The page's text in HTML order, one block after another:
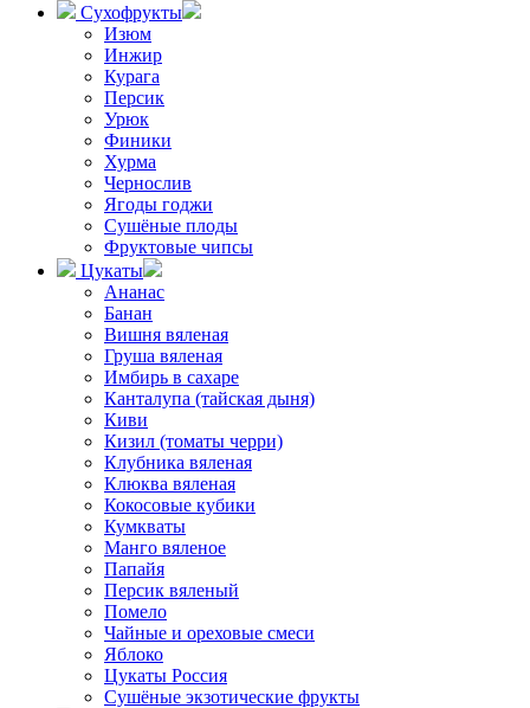
Сухофрукты
Изюм
Инжир
Курага
Персик
Урюк
Финики
Хурма
Чернослив
Ягоды годжи
Сушёные плоды
Фруктовые чипсы
Цукаты
Ананас
Банан
Вишня вяленая
Груша вяленая
Имбирь в сахаре
Канталупа (тайская дыня)
Киви
Кизил (томаты черри)
Клубника вяленая
Клюква вяленая
Кокосовые кубики
Кумкваты
Манго вяленое
Папайя
Персик вяленый
Помело
Чайные и ореховые смеси
Яблоко
Цукаты Россия
Сушёные экзотические фрукты